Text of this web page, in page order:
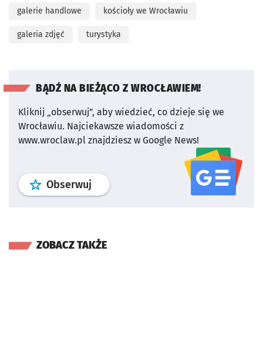
galerie handlowe kościoły we Wrocławiu
galeria zdjęć turystyka
BĄDŹ NA BIEŻĄCO Z WROCŁAWIEM!
Kliknij „obserwuj”, aby wiedzieć, co dzieje się we
Wrocławiu. Najciekawsze wiadomości z
www.wroclaw.pl znajdziesz w Google News!
Obserwuj profil serwisu
ZOBACZ TAKŻE